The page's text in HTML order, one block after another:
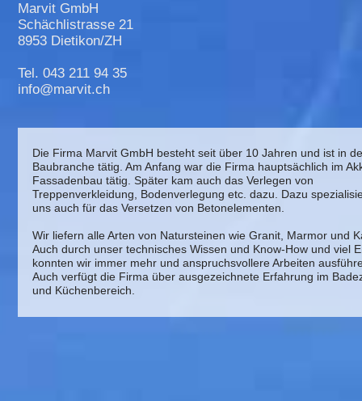
Marvit GmbH
Schächlistrasse 21
8953 Dietikon/ZH
Tel. 043 211 94 35
info@marvit.ch
Die Firma Marvit GmbH besteht seit über 10 Jahren und ist in
Baubranche tätig. Am Anfang war die Firma hauptsächlich im
Fassadenbau tätig. Später kam auch das Verlegen von
Treppenverkleidung, Bodenverlegung etc. dazu. Dazu
uns auch für das Versetzen von Betonelementen.
Wir liefern alle Arten von Natursteinen wie Granit, Marmor und
Auch durch unser technisches Wissen und Know-How und viel
konnten wir immer mehr und anspruchsvollere Arbeiten
Auch verfügt die Firma über ausgezeichnete Erfahrung im
und Küchenbereich.